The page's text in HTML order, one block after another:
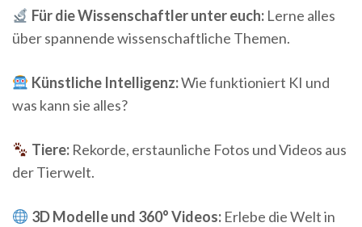
Für die Wissenschaftler unter euch:Lerne alles
über spannende wissenschaftliche Themen.
Künstliche Intelligenz:Wie funktioniert KI und
was kann sie alles?
Tiere:Rekorde, erstaunliche Fotos und Videos aus
der Tierwelt.
3D Modelle und 360° Videos:Erlebe die Welt in